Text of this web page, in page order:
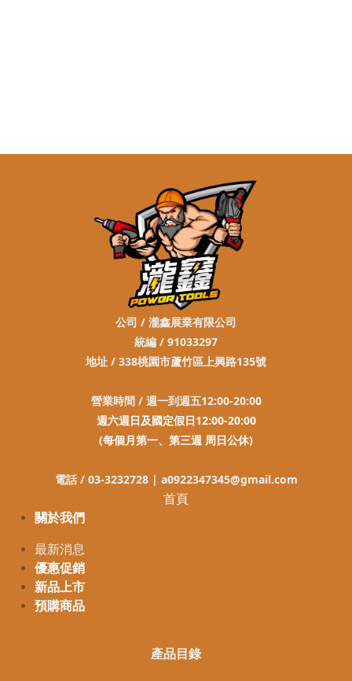
公司 / 瀧鑫展業有限公司
統編 / 91033297
地址 / 338桃園市蘆竹區上興路135號
營業時間 / 週一到週五12:00-20:00
週六週日及國定假日12:00-20:00
(每個月第一、第三週 周日公休)
電話 / 03-3232728 | a0922347345@gmail.com
首頁
關於我們
最新消息
優惠促銷
新品上市
預購商品
產品目錄